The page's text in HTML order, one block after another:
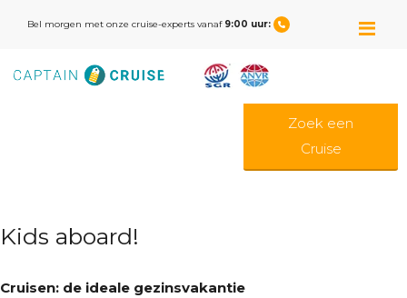
Bel morgen met onze cruise-experts vanaf 9:00 uur:
Zoek een
Cruise
Kids aboard!
Cruisen: de ideale gezinsvakantie